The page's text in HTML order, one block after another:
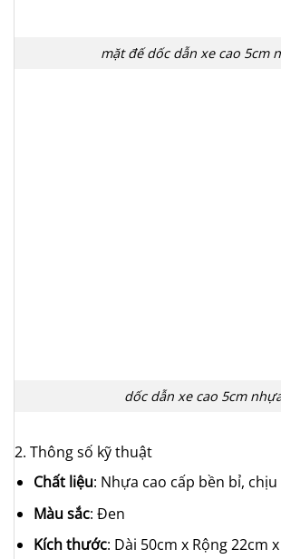
mặt đế dốc dẫn xe cao 5cm
dốc dẫn xe cao 5cm
2. Thông số kỹ thuật
Chất liệu: Nhựa cao cấp bền bỉ,
Màu sắc: Đen
Kích thước: Dài 50cm x Rộng 22cm